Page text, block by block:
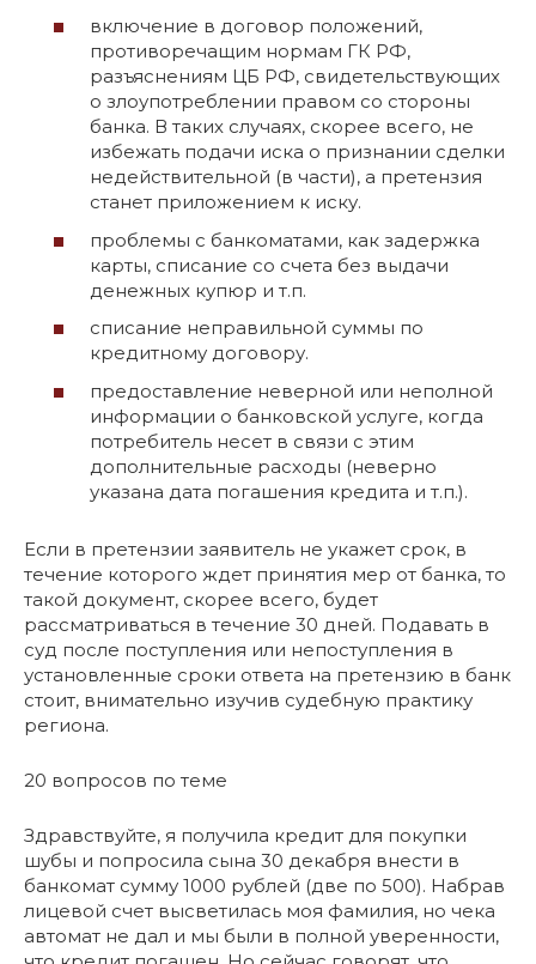
включение в договор положений,
противоречащим нормам ГК РФ,
разъяснениям ЦБ РФ, свидетельствующих
о злоупотреблении правом со стороны
банка. В таких случаях, скорее всего, не
избежать подачи иска о признании сделки
недействительной (в части), а претензия
станет приложением к иску.
проблемы с банкоматами, как задержка
карты, списание со счета без выдачи
денежных купюр и т.п.
списание неправильной суммы по
кредитному договору.
предоставление неверной или неполной
информации о банковской услуге, когда
потребитель несет в связи с этим
дополнительные расходы (неверно
указана дата погашения кредита и т.п.).
Если в претензии заявитель не укажет срок, в
течение которого ждет принятия мер от банка, то
такой документ, скорее всего, будет
рассматриваться в течение 30 дней. Подавать в
суд после поступления или непоступления в
установленные сроки ответа на претензию в банк
стоит, внимательно изучив судебную практику
региона.
20 вопросов по теме
Здравствуйте, я получила кредит для покупки
шубы и попросила сына 30 декабря внести в
банкомат сумму 1000 рублей (две по 500). Набрав
лицевой счет высветилась моя фамилия, но чека
автомат не дал и мы были в полной уверенности,